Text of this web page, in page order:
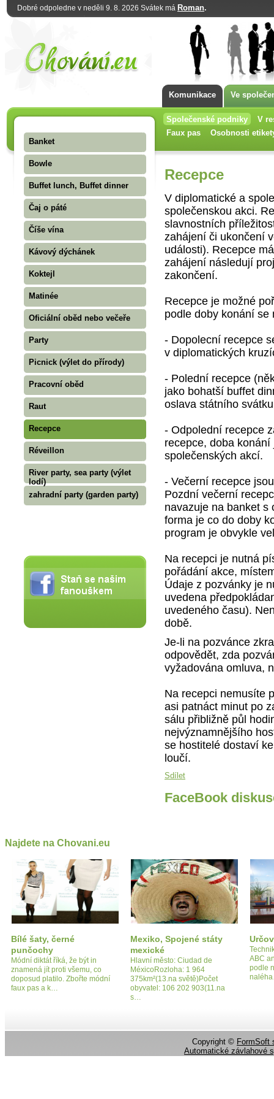
Dobré odpoledne v neděli 9. 8. 2026 Svátek má Roman.
Komunikace Ve
Společenské podniky
V
Faux pas
Osobnosti
Banket
Bowle
Buffet lunch, Buffet dinner
Čaj o páté
Číše vína
Kávový dýchánek
Koktejl
Matinée
Oficiální oběd nebo večeře
Party
Picnick (výlet do přírody)
Pracovní oběd
Raut
Recepce
Réveillon
River party, sea party (výlet
lodí)
zahradní party (garden party)
Recepce
V diplomatické a
společenskou akci.
slavnostních
zahájení či ukončení
události). Recepce
zahájení následují
zakončení.
Recepce je možné
podle doby konání se
- Dopolecní recepce
v diplomatických
- Polední recepce
jako bohatší buffet
oslava státního
- Odpolední recepce
recepce, doba
společenských akcí.
- Večerní recepce
Pozdní večerní
navazuje na banket s
forma je co do doby
program je obvykle
Na recepci je nutná
pořádání akce,
Údaje z pozvánky je
uvedena
uvedeného času).
době.
Je-li na pozvánce
odpovědět, zda
vyžadována omluva,
Na recepci nemusíte
asi patnáct minut po
sálu přibližně půl
nejvýznamnějšího
se hostitelé dostaví
loučí.
Sdílet
FaceBook
Najdete na Chovani.eu
Bílé šaty, černé
punčochy
Módní diktát říká, že být in
znamená jít proti všemu, co
doposud platilo. Zbořte módní
faux pas a k…
Mexiko, Spojené státy
mexické
Hlavní město: Ciudad de
MéxicoRozloha: 1 964
375km²(13.na světě)Počet
obyvatel: 106 202 903(11.na
s…
ABC
podle
Copyright © FormSoft
Automatické závlahové